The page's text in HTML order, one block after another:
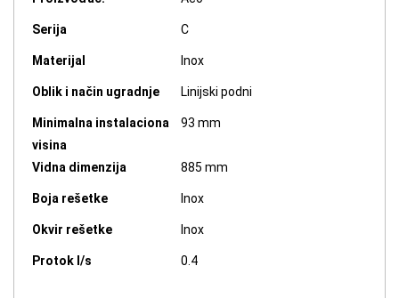
Serija C
Materijal Inox
Oblik i način ugradnje Linijski podni
Minimalna instalaciona
visina
93 mm
Vidna dimenzija 885 mm
Boja rešetke Inox
Okvir rešetke Inox
Protok l/s 0.4